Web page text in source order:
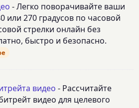
- Легко поворачивайте ваши
или 270 градусов по часовой
стрелки онлайн без
быстро и безопасно.
видео - Рассчитайте
видео для целевого